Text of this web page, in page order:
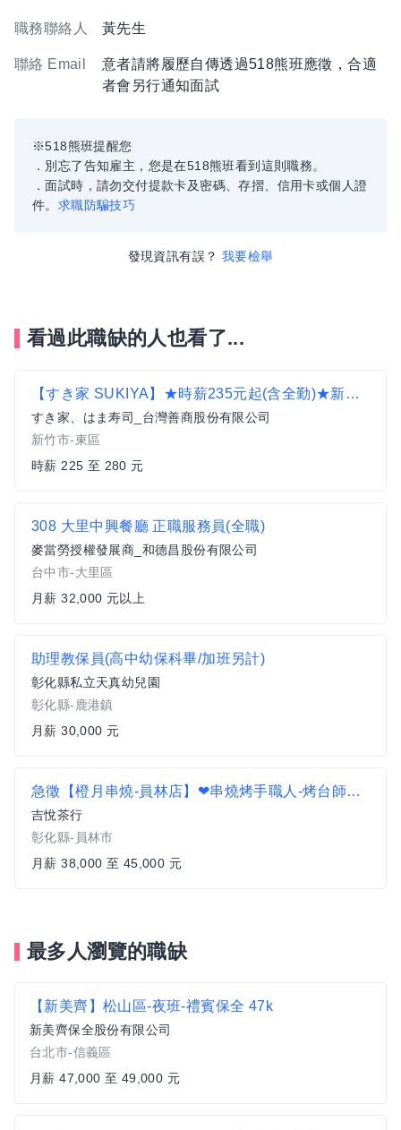
職務聯絡人 黃先生
聯絡 Email
意者請將履歷自傳透過518熊班應徵，合適
者會另行通知面試
※518熊班提醒您
．別忘了告知雇主，您是在518熊班看到這則職務。
．面試時，請勿交付提款卡及密碼、存摺、信用卡或個人證
件。 求職防騙技巧
發現資訊有誤？ 我要檢舉
看過此職缺的人也看了...
【すき家 SUKIYA】★時薪235元起(含全勤)★新竹關新店
すき家、はま寿司_台灣善商股份有限公司
新竹市-東區
時薪 225 至 280 元
308 大里中興餐廳 正職服務員(全職)
麥當勞授權發展商_和德昌股份有限公司
台中市-大里區
月薪 32,000 元以上
助理教保員(高中幼保科畢/加班另計)
彰化縣私立天真幼兒園
彰化縣-鹿港鎮
月薪 30,000 元
急徵【橙月串燒-員林店】❤串燒烤手職人-烤台師傅❤需有3年以上燒烤經驗/必備餐飲證照/一頭班
吉悅茶行
彰化縣-員林市
月薪 38,000 至 45,000 元
最多人瀏覽的職缺
【新美齊】松山區-夜班-禮賓保全 47k
新美齊保全股份有限公司
台北市-信義區
月薪 47,000 至 49,000 元